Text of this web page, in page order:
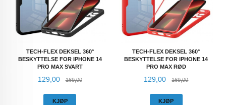
TECH-FLEX DEKSEL 360°
BESKYTTELSE FOR IPHONE 14
PRO MAX SVART
Tilbud
129,00 169,00Rabatt
KJØP
TECH-FLEX DEKSEL 360°
BESKYTTELSE FOR IPHONE 14
PRO MAX RØD
Tilbud
129,00 169,00Rabatt
KJØP